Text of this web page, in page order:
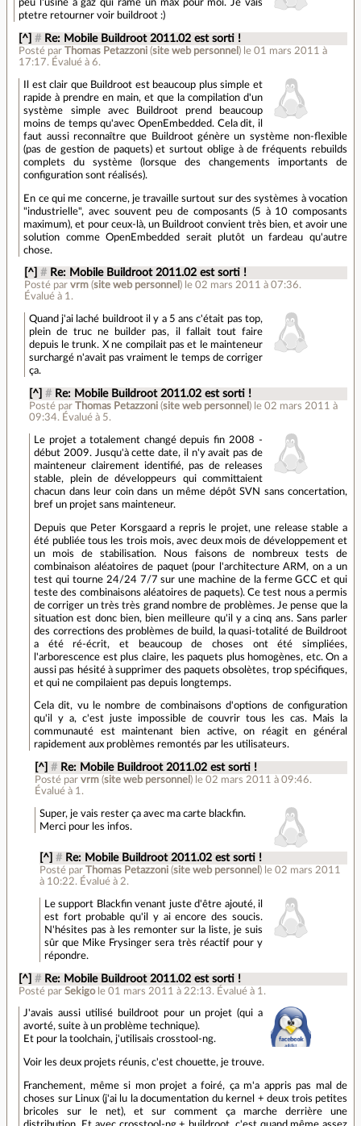
peu l'usine a gaz qui rame un max pour moi. Je vais
ptetre retourner voir buildroot :)
[^] # Re: Mobile Buildroot 2011.02 est sorti !
Posté parThomas Petazzoni (site web personnel ) le 01 mars 2011 à
17:17. Évalué à6.
Il est clair que Buildroot est beaucoup plus simple et
rapide à prendre en main, et que la compilation d'un
système simple avec Buildroot prend beaucoup
moins de temps qu'avec OpenEmbedded. Cela dit, il
faut aussi reconnaître que Buildroot génère un système non-flexible
(pas de gestion de paquets) et surtout oblige à de fréquents rebuilds
complets du système (lorsque des changements importants de
configuration sont réalisés).
En ce qui me concerne, je travaille surtout sur des systèmes à vocation
"industrielle", avec souvent peu de composants (5 à 10 composants
maximum), et pour ceux-là, un Buildroot convient très bien, et avoir une
solution comme OpenEmbedded serait plutôt un fardeau qu'autre
chose.
[^] # Re: Mobile Buildroot 2011.02 est sorti !
Posté par vrm(site web personnel ) le 02 mars 2011 à 07:36.
Évalué à 1.
Quand j'ai laché buildroot il y a 5 ans c'était pas top,
plein de truc ne builder pas, il fallait tout faire
depuis le trunk. X ne compilait pas et le mainteneur
surchargé n'avait pas vraiment le temps de corriger
ça.
[^] # Re: Mobile Buildroot 2011.02 est sorti !
Posté parThomas Petazzoni (site web personnel ) le 02 mars 2011 à
09:34. Évalué à 5.
Le projet a totalement changé depuis fin 2008 -
début 2009. Jusqu'à cette date, il n'y avait pas de
mainteneur clairement identifié, pas de releases
stable, plein de développeurs qui committaient
chacun dans leur coin dans un même dépôt SVN sans concertation,
bref un projet sans mainteneur.
Depuis que Peter Korsgaard a repris le projet, une release stable a
été publiée tous les trois mois, avec deux mois de développement et
un mois de stabilisation. Nous faisons de nombreux tests de
combinaison aléatoires de paquet (pour l'architecture ARM, on a un
test qui tourne 24/24 7/7 sur une machine de la ferme GCC et qui
teste des combinaisons aléatoires de paquets). Ce test nous a permis
de corriger un très très grand nombre de problèmes. Je pense que la
situation est donc bien, bien meilleure qu'il y a cinq ans. Sans parler
des corrections des problèmes de build, la quasi-totalité de Buildroot
a été ré-écrit, et beaucoup de choses ont été simpliées,
l'arborescence est plus claire, les paquets plus homogènes, etc. On a
aussi pas hésité à supprimer des paquets obsolètes, trop spécifiques,
et qui ne compilaient pas depuis longtemps.
Cela dit, vu le nombre de combinaisons d'options de configuration
qu'il y a, c'est juste impossible de couvrir tous les cas. Mais la
communauté est maintenant bien active, on réagit en général
rapidement aux problèmes remontés par les utilisateurs.
[^] # Re: Mobile Buildroot 2011.02 est sorti !
Posté par vrm(site web personnel ) le 02 mars 2011 à 09:46.
Évalué à 1 .
Super, je vais rester ça avec ma carte blackfin.
Merci pour les infos.
[^] # Re: Mobile Buildroot 2011.02 est sorti !
Posté par Thomas Petazzoni(site web personnel ) le 02 mars 2011
à 10:22. Évalué à 2.
Le support Blackfin venant juste d'être ajouté, il
est fort probable qu'il y ai encore des soucis.
N'hésites pas à les remonter sur la liste, je suis
sûr que Mike Frysinger sera très réactif pour y
répondre.
[^] # Re: Mobile Buildroot 2011.02 est sorti !
Posté parSekigo le 01 mars 2011 à 22:13. Évalué à 1 .
J'avais aussi utilisé buildroot pour un projet (qui a
avorté, suite à un problème technique).
Et pour la toolchain, j'utilisais crosstool-ng.
Voir les deux projets réunis, c'est chouette, je trouve.
Franchement, même si mon projet a foiré, ça m'a appris pas mal de
choses sur Linux (j'ai lu la documentation du kernel + deux trois petites
bricoles sur le net), et sur comment ça marche derrière une